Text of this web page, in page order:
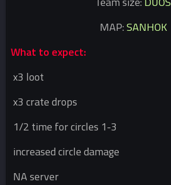
MAP:SANHOK
What to expect:
x3 loot
x3 crate drops
1/2 time for circles 1-3
increased circle damage
NA server